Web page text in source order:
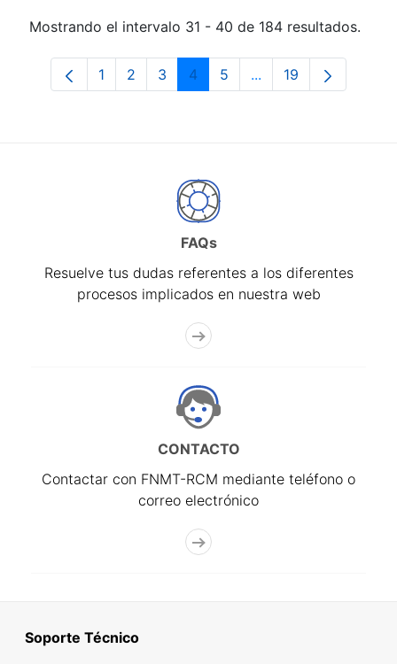
Mostrando el intervalo 31 - 40 de 184 resultados.
Página
1 Página
2 Página
3 Página
4 Página
5 ...Páginas intermedias
Página
19
FAQs
Resuelve tus dudas referentes a los diferentes
procesos implicados en nuestra web
CONTACTO
Contactar con FNMT-RCM mediante teléfono o
correo electrónico
Soporte Técnico